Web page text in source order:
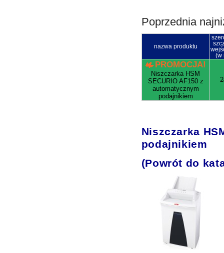
Poprzednia
nazwa produktu
(w
PROMOCJA!
Niszczarka HSM
SECURIO AF150 z
automatycznym
podajnikiem
Niszczarka
podajnikiem
(Powrót do